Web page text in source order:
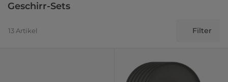
Geschirr-Sets
13 Artikel Filter